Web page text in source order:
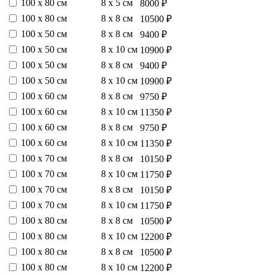
100 х 80 см
8 х 5 см
8000 ₽
100 х 80 см
8 х 8 см
10500 ₽
100 х 50 см
8 х 8 см
9400 ₽
100 х 50 см
8 х 10 см 10900 ₽
100 х 50 см
8 х 8 см
9400 ₽
100 х 50 см
8 х 10 см 10900 ₽
100 х 60 см
8 х 8 см
9750 ₽
100 х 60 см
8 х 10 см 11350 ₽
100 х 60 см
8 х 8 см
9750 ₽
100 х 60 см
8 х 10 см 11350 ₽
100 х 70 см
8 х 8 см
10150 ₽
100 х 70 см
8 х 10 см 11750 ₽
100 х 70 см
8 х 8 см
10150 ₽
100 х 70 см
8 х 10 см 11750 ₽
100 х 80 см
8 х 8 см
10500 ₽
100 х 80 см
8 х 10 см 12200 ₽
100 х 80 см
8 х 8 см
10500 ₽
100 х 80 см
8 х 10 см 12200 ₽